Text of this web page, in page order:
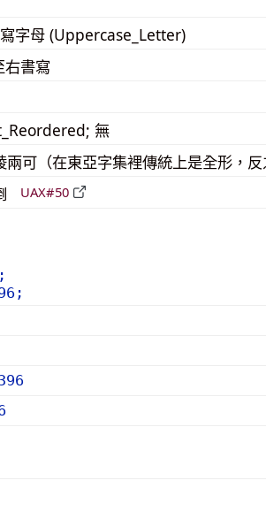
字母 (Uppercase_Letter)
右書寫
無
兩可（在東亞字集裡傳統上是全形，反
UAX#50